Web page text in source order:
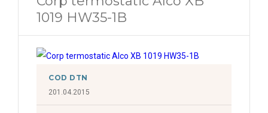
1019 HW35-1B
COD DTN
201.04.2015